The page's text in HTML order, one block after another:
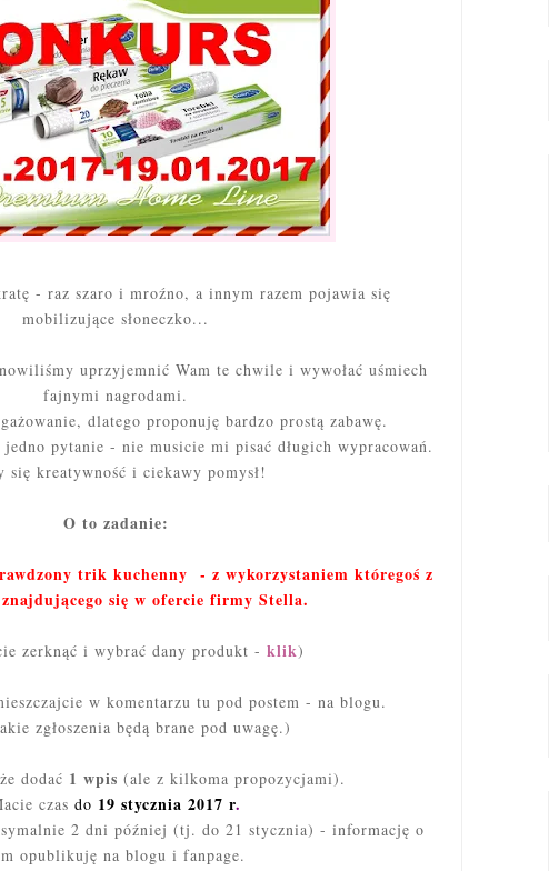
- raz szaro i mroźno, a innym razem pojawia się
mobilizujące słoneczko...
uprzyjemnić Wam te chwile i wywołać uśmiech
fajnymi nagrodami.
dlatego proponuję bardzo prostą zabawę.
pytanie - nie musicie mi pisać długich wypracowań.
się kreatywność i ciekawy pomysł!
O to zadanie:
trik kuchenny - z wykorzystaniem któregoś z
się w ofercie firmy Stella.
zerknąć i wybrać dany produkt - klik)
w komentarzu tu pod postem - na blogu.
zgłoszenia będą brane pod uwagę.)
dodać 1 wpis (ale z kilkoma propozycjami).
czas do 19 stycznia 2017 r.
2 dni później (tj. do 21 stycznia) - informację o
opublikuję na blogu i fanpage.